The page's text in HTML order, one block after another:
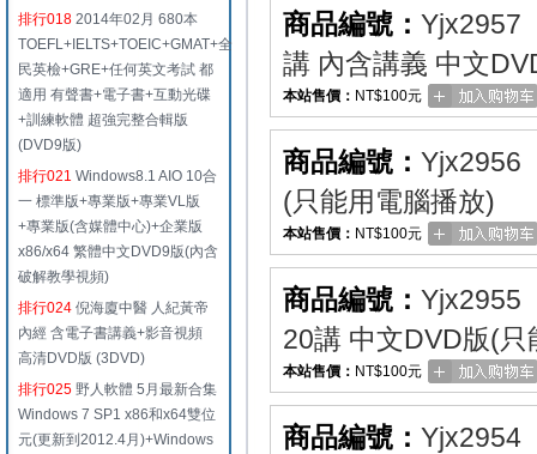
排行018 2014年02月 680本
TOEFL+IELTS+TOEIC+GMAT+全
民英檢+GRE+任何英文考試 都
適用 有聲書+電子書+互動光碟
+訓練軟體 超強完整合輯版
(DVD9版)
排行021 Windows8.1 AIO 10合
一 標準版+專業版+專業VL版
+專業版(含媒體中心)+企業版
x86/x64 繁體中文DVD9版(內含
破解教學視頻)
排行024 倪海廈中醫 人紀黃帝
內經 含電子書講義+影音視頻
高清DVD版 (3DVD)
排行025 野人軟體 5月最新合集
Windows 7 SP1 x86和x64雙位
元(更新到2012.4月)+Windows
商品編號： Yjx2957
講 內含講義 中文
本站售價： NT$100元
商品編號： Yjx2956
(只能用電腦播放)
本站售價： NT$100元
商品編號： Yjx2955
20講 中文DVD版(
本站售價： NT$100元
商品編號： Yjx2954